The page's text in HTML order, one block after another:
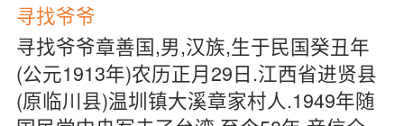
寻找爷爷
寻找爷爷章善国,男,汉族,生于民国癸丑年
(公元1913年)农历正月29日.江西省进贤县
(原临川县)温圳镇大溪章家村人.1949年随